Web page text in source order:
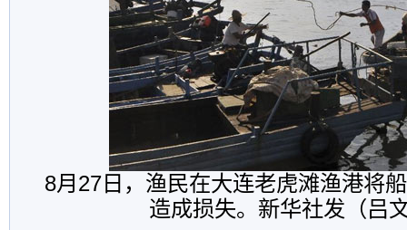
8月27日，渔民在大连老虎滩渔港将
造成损失。新华社发（吕